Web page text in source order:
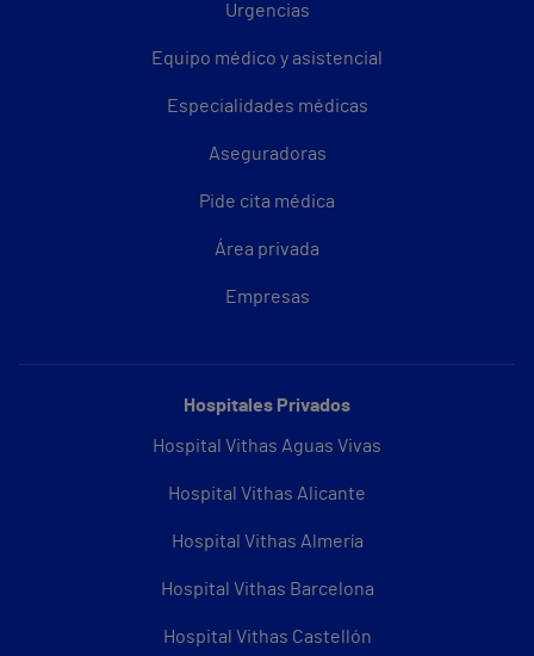
Urgencias
Equipo médico y asistencial
Especialidades médicas
Aseguradoras
Pide cita médica
Área privada
Empresas
Hospitales Privados
Hospital Vithas Aguas Vivas
Hospital Vithas Alicante
Hospital Vithas Almería
Hospital Vithas Barcelona
Hospital Vithas Castellón